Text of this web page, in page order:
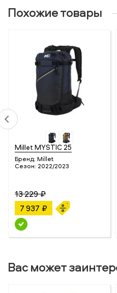
Похожие товары
Millet MYSTIC 25
Бренд: Millet
Сезон: 2022/2023
13 229 ₽
7 937 ₽
Вас может